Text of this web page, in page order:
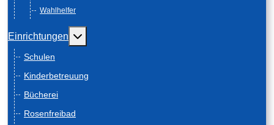
Wahlhelfer
Einrichtungen Weitere Informationen: Einrichtungen
Schulen
Kinderbetreuung
Bücherei
Rosenfreibad